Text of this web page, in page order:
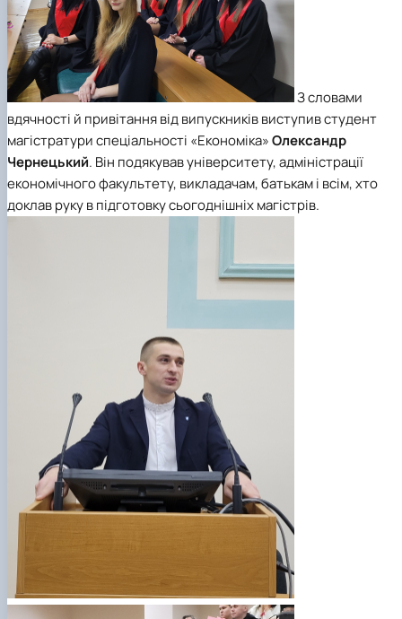
З словами
вдячності й привітання від випускників виступив студент
магістратури спеціальності «Економіка»Олександр
Чернецький. Він подякував університету, адміністрації
економічного факультету, викладачам, батькам і всім, хто
доклав руку в підготовку сьогоднішніх магістрів.